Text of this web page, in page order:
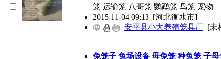
笼 运输笼 八哥笼 鹦鹉笼 鸟笼 宠物
2015-11-04 09:13 [河北衡水市]
安平县小大养殖笼具厂 [未
兔笼子 兔场设备 母兔笼 种兔笼 子